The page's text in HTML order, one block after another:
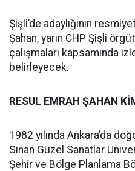
Şişli’de adaylığının
Şahan, yarın CHP Şişli
çalışmaları kapsamında
belirleyecek.
RESUL EMRAH ŞAHAN
1982 yılında Ankara’da
Sinan Güzel Sanatlar
Şehir ve Bölge Planlama